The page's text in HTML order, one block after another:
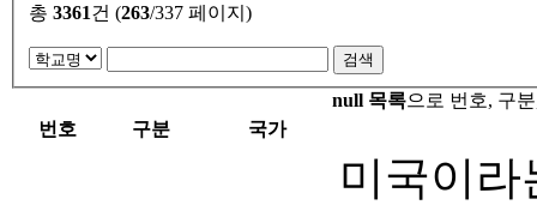
총 3361건 (263/337 페이지)
null 목록으로 번호, 구
번호
구분 국가
미국이라